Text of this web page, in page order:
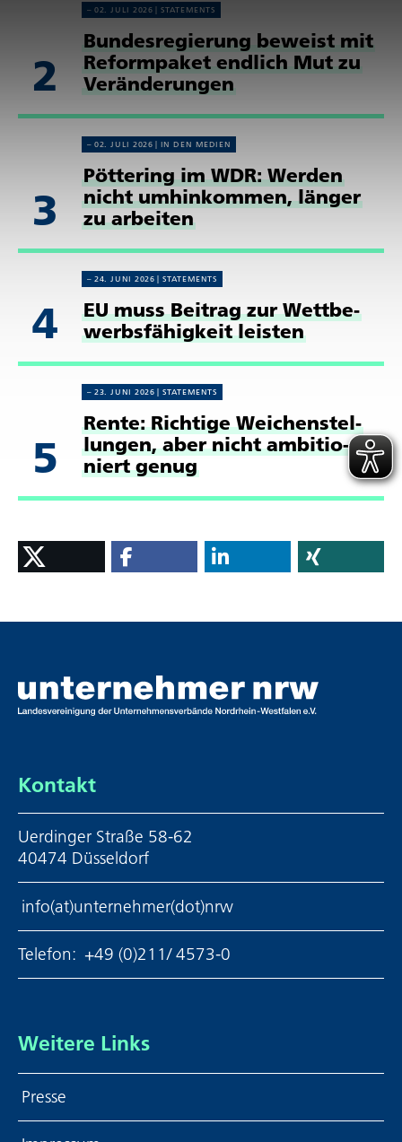
2
02. JULI 2026 STATE­MENTS
Bundes­re­gie­rung beweist mit
Reform­paket endlich Mut zu
Verän­de­rungen
3
02. JULI 2026 IN DEN MEDIEN
Pöttering im WDR: Werden
nicht umhin­kommen, länger
zu arbeiten
4
24. JUNI 2026 STATE­MENTS
EU muss Beitrag zur Wett­be­
werbs­fä­hig­keit leisten
5
23. JUNI 2026 STATE­MENTS
Rente: Richtige Weichen­stel­
lungen, aber nicht ambi­tio­
niert genug
Kontakt
Uerdinger Straße 58-62
40474 Düsseldorf
info(at)unternehmer(dot)nrw
Telefon: +49 (0)211/ 4573-0
Weitere Links
Presse